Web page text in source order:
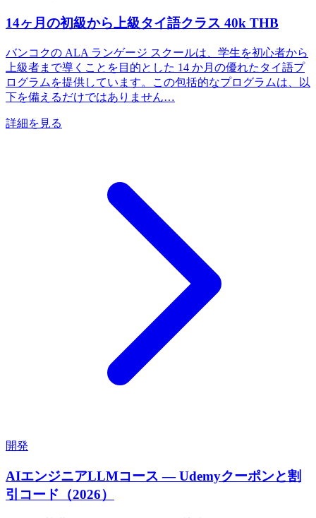
14ヶ月の初級から上級タイ語クラス 40k THB
バンコクの ALA ランゲージ スクールは、学生を初心者から
上級者まで導くことを目的とした 14 か月の優れたタイ語プ
ログラムを提供しています。この包括的なプログラムは、以
下を備えるだけではありません…
詳細を見る
開発
AIエンジニアLLMコース — Udemyクーポンと割
引コード（2026）